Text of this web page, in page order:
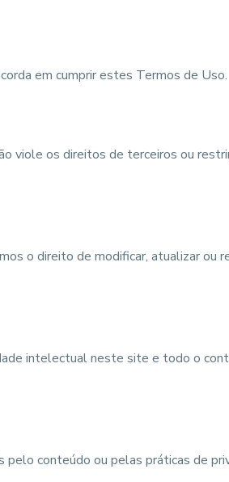
em cumprir estes Termos de Uso.
viole os direitos de terceiros ou
o direito de modificar, atualizar ou
intelectual neste site e todo o
conteúdo ou pelas práticas de